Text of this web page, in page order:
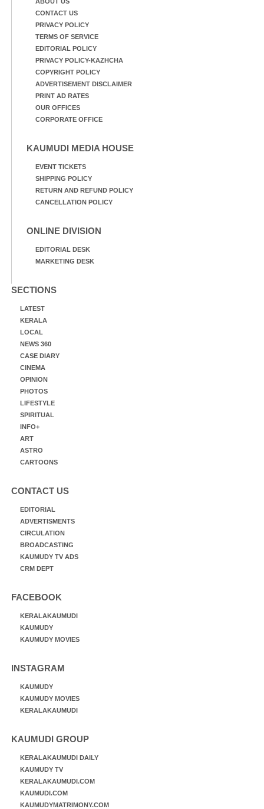
CONTACT US
PRIVACY POLICY
TERMS OF SERVICE
EDITORIAL POLICY
PRIVACY POLICY-KAZHCHA
COPYRIGHT POLICY
ADVERTISEMENT DISCLAIMER
PRINT AD RATES
OUR OFFICES
CORPORATE OFFICE
KAUMUDI MEDIA HOUSE
EVENT TICKETS
SHIPPING POLICY
RETURN AND REFUND POLICY
CANCELLATION POLICY
ONLINE DIVISION
EDITORIAL DESK
MARKETING DESK
SECTIONS
LATEST
KERALA
LOCAL
NEWS 360
CASE DIARY
CINEMA
OPINION
PHOTOS
LIFESTYLE
SPIRITUAL
INFO+
ART
ASTRO
CARTOONS
CONTACT US
EDITORIAL
ADVERTISMENTS
CIRCULATION
BROADCASTING
KAUMUDY TV ADS
CRM DEPT
FACEBOOK
KERALAKAUMUDI
KAUMUDY
KAUMUDY MOVIES
INSTAGRAM
KAUMUDY
KAUMUDY MOVIES
KERALAKAUMUDI
KAUMUDI GROUP
KERALAKAUMUDI DAILY
KAUMUDY TV
KERALAKAUMUDI.COM
KAUMUDI.COM
KAUMUDYMATRIMONY.COM